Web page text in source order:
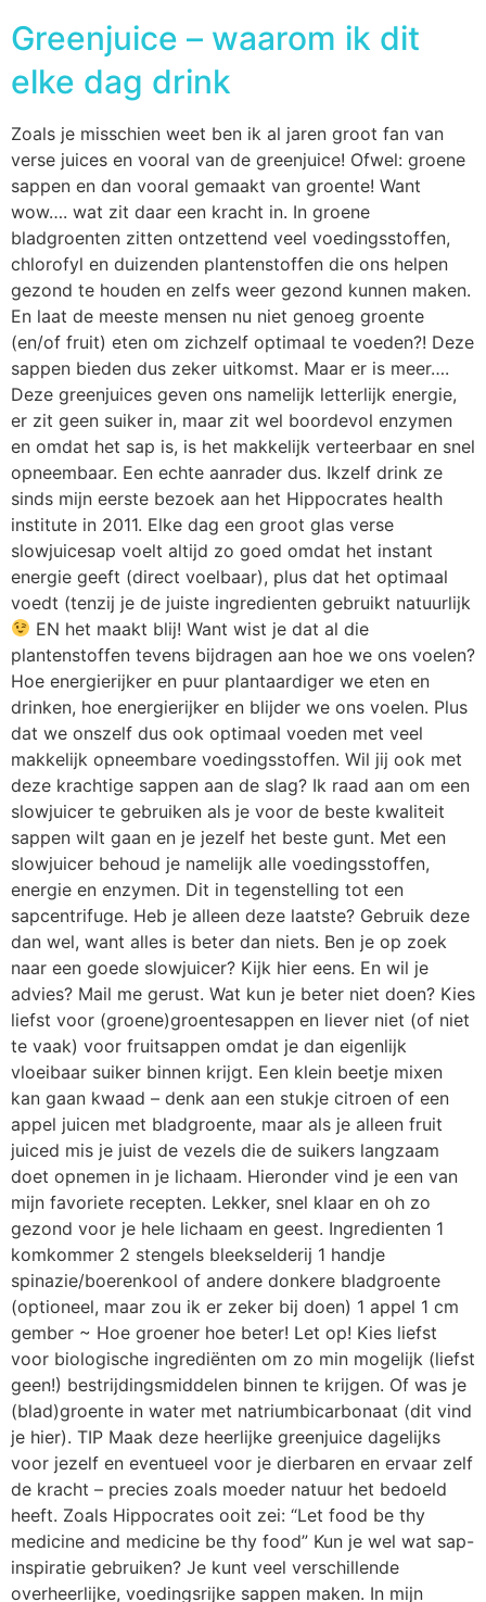
Greenjuice – waarom ik dit
elke dag drink
Zoals je misschien weet ben ik al jaren groot fan van
verse juices en vooral van de greenjuice! Ofwel: groene
sappen en dan vooral gemaakt van groente! Want
wow…. wat zit daar een kracht in. In groene
bladgroenten zitten ontzettend veel voedingsstoffen,
chlorofyl en duizenden plantenstoffen die ons helpen
gezond te houden en zelfs weer gezond kunnen maken.
En laat de meeste mensen nu niet genoeg groente
(en/of fruit) eten om zichzelf optimaal te voeden?! Deze
sappen bieden dus zeker uitkomst. Maar er is meer….
Deze greenjuices geven ons namelijk letterlijk energie,
er zit geen suiker in, maar zit wel boordevol enzymen
en omdat het sap is, is het makkelijk verteerbaar en snel
opneembaar. Een echte aanrader dus. Ikzelf drink ze
sinds mijn eerste bezoek aan het Hippocrates health
institute in 2011. Elke dag een groot glas verse
slowjuicesap voelt altijd zo goed omdat het instant
energie geeft (direct voelbaar), plus dat het optimaal
voedt (tenzij je de juiste ingredienten gebruikt natuurlijk
EN het maakt blij! Want wist je dat al die
plantenstoffen tevens bijdragen aan hoe we ons voelen?
Hoe energierijker en puur plantaardiger we eten en
drinken, hoe energierijker en blijder we ons voelen. Plus
dat we onszelf dus ook optimaal voeden met veel
makkelijk opneembare voedingsstoffen. Wil jij ook met
deze krachtige sappen aan de slag? Ik raad aan om een
slowjuicer te gebruiken als je voor de beste kwaliteit
sappen wilt gaan en je jezelf het beste gunt. Met een
slowjuicer behoud je namelijk alle voedingsstoffen,
energie en enzymen. Dit in tegenstelling tot een
sapcentrifuge. Heb je alleen deze laatste? Gebruik deze
dan wel, want alles is beter dan niets. Ben je op zoek
naar een goede slowjuicer? Kijk hier eens. En wil je
advies? Mail me gerust. Wat kun je beter niet doen? Kies
liefst voor (groene)groentesappen en liever niet (of niet
te vaak) voor fruitsappen omdat je dan eigenlijk
vloeibaar suiker binnen krijgt. Een klein beetje mixen
kan gaan kwaad – denk aan een stukje citroen of een
appel juicen met bladgroente, maar als je alleen fruit
juiced mis je juist de vezels die de suikers langzaam
doet opnemen in je lichaam. Hieronder vind je een van
mijn favoriete recepten. Lekker, snel klaar en oh zo
gezond voor je hele lichaam en geest. Ingredienten 1
komkommer 2 stengels bleekselderij 1 handje
spinazie/boerenkool of andere donkere bladgroente
(optioneel, maar zou ik er zeker bij doen) 1 appel 1 cm
gember ~ Hoe groener hoe beter! Let op! Kies liefst
voor biologische ingrediënten om zo min mogelijk (liefst
geen!) bestrijdingsmiddelen binnen te krijgen. Of was je
(blad)groente in water met natriumbicarbonaat (dit vind
je hier). TIP Maak deze heerlijke greenjuice dagelijks
voor jezelf en eventueel voor je dierbaren en ervaar zelf
de kracht – precies zoals moeder natuur het bedoeld
heeft. Zoals Hippocrates ooit zei: “Let food be thy
medicine and medicine be thy food” Kun je wel wat sap-
inspiratie gebruiken? Je kunt veel verschillende
overheerlijke, voedingsrijke sappen maken. In mijn